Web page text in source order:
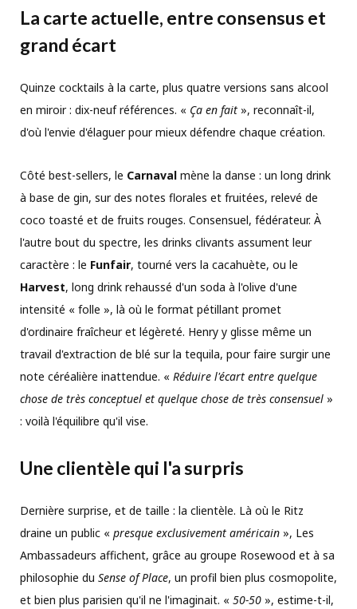
La carte actuelle, entre consensus et
grand écart
Quinze cocktails à la carte, plus quatre versions sans alcool
en miroir : dix-neuf références. « Ça en fait », reconnaît-il,
d'où l'envie d'élaguer pour mieux défendre chaque création.
Côté best-sellers, le Carnaval mène la danse : un long drink
à base de gin, sur des notes florales et fruitées, relevé de
coco toasté et de fruits rouges. Consensuel, fédérateur. À
l'autre bout du spectre, les drinks clivants assument leur
caractère : le Funfair, tourné vers la cacahuète, ou le
Harvest, long drink rehaussé d'un soda à l'olive d'une
intensité « folle », là où le format pétillant promet
d'ordinaire fraîcheur et légèreté. Henry y glisse même un
travail d'extraction de blé sur la tequila, pour faire surgir une
note céréalière inattendue. « Réduire l'écart entre quelque
chose de très conceptuel et quelque chose de très consensuel »
: voilà l'équilibre qu'il vise.
Une clientèle qui l'a surpris
Dernière surprise, et de taille : la clientèle. Là où le Ritz
draine un public « presque exclusivement américain », Les
Ambassadeurs affichent, grâce au groupe Rosewood et à sa
philosophie du Sense of Place, un profil bien plus cosmopolite,
et bien plus parisien qu'il ne l'imaginait. « 50-50 », estime-t-il,